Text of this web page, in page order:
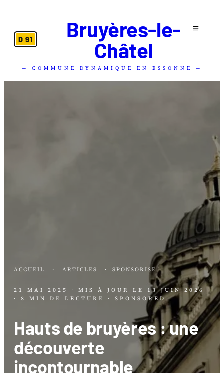
D 91
Bruyères-le-
Châtel
— COMMUNE DYNAMIQUE EN ESSONNE —
ACCUEIL · ARTICLES · SPONSORISÉ
21 MAI 2025 · MIS À JOUR LE 13 JUIN 2026
· 8 MIN DE LECTURE
· SPONSORED
Hauts de bruyères : une
découverte
incontournable